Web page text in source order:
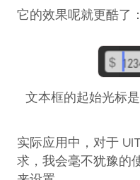
它的效果呢就更酷了：
文本框的起始光标
实际应用中，对于
求，我会毫不犹豫的